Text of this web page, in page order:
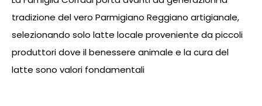
tradizione del vero Parmigiano Reggiano artigianale,
selezionando solo latte locale proveniente da piccoli
produttori dove il benessere animale e la cura del
latte sono valori fondamentali